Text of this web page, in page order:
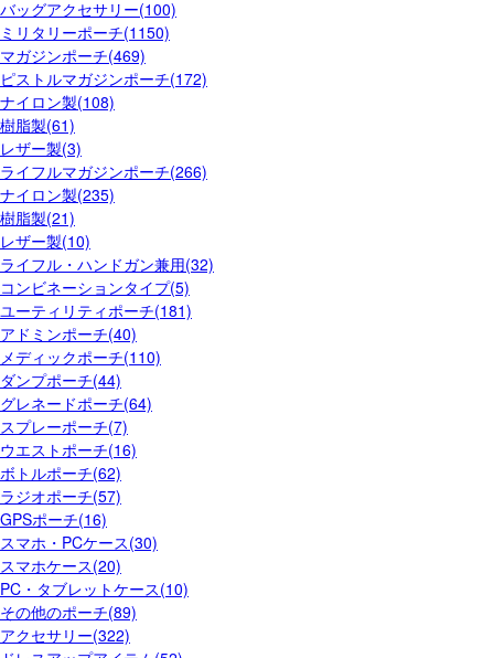
バッグアクセサリー(100)
ミリタリーポーチ(1150)
マガジンポーチ(469)
ピストルマガジンポーチ(172)
ナイロン製(108)
樹脂製(61)
レザー製(3)
ライフルマガジンポーチ(266)
ナイロン製(235)
樹脂製(21)
レザー製(10)
ライフル・ハンドガン兼用(32)
コンビネーションタイプ(5)
ユーティリティポーチ(181)
アドミンポーチ(40)
メディックポーチ(110)
ダンプポーチ(44)
グレネードポーチ(64)
スプレーポーチ(7)
ウエストポーチ(16)
ボトルポーチ(62)
ラジオポーチ(57)
GPSポーチ(16)
スマホ・PCケース(30)
スマホケース(20)
PC・タブレットケース(10)
その他のポーチ(89)
アクセサリー(322)